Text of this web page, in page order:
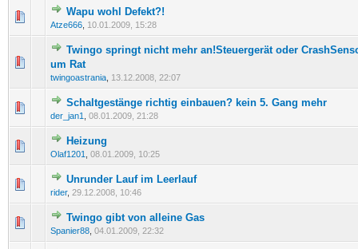
Wapu wohl Defekt?!
Atze666 10.01.2009, 15:28
0 Bewertung(en) - 0 von 5 durchschnittlich
123
Twingo springt nicht mehr an!Steuergerät oder
um Rat
twingoastrania 13.12.2008, 22:07
0 Bewertung(en) - 0 von 5 durchschnittlich
Schaltgestänge richtig einbauen? kein 5. Gang mehr
der_jan1 08.01.2009, 21:28
0 Bewertung(en) - 0 von 5 durchschnittlich
12345
Heizung
Olaf1201 08.01.2009, 10:25
0 Bewertung(en) - 0 von 5 durchschnittlich
Unrunder Lauf im Leerlauf
rider, 29.12.2008, 10:46
0 Bewertung(en) - 0 von 5 durchschnittlich
12345
Twingo gibt von alleine Gas
Spanier88 04.01.2009, 22:32
0 Bewertung(en) - 0 von 5 durchschnittlich
12345